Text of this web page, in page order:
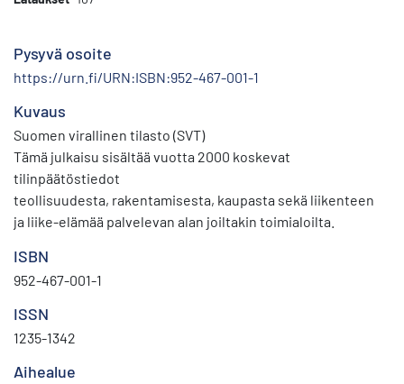
Pysyvä osoite
https://urn.fi/URN:ISBN:952-467-001-1
Kuvaus
Suomen virallinen tilasto (SVT)
Tämä julkaisu sisältää vuotta 2000 koskevat
tilinpäätöstiedot
teollisuudesta, rakentamisesta, kaupasta sekä liikenteen
ja liike-elämää palvelevan alan joiltakin toimialoilta.
ISBN
952-467-001-1
ISSN
1235-1342
Aihealue